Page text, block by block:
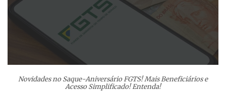
Novidades no Saque-Aniversário FGTS! Mais Beneficiários e
Acesso Simplificado! Entenda!